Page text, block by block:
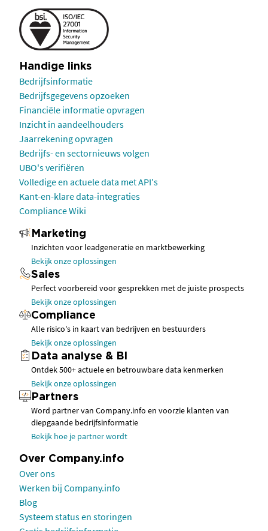
Handige links
Bedrijfsinformatie
Bedrijfsgegevens opzoeken
Financiële informatie opvragen
Inzicht in aandeelhouders
Jaarrekening opvragen
Bedrijfs- en sectornieuws volgen
UBO's verifiëren
Volledige en actuele data met API's
Kant-en-klare data-integraties
Compliance Wiki
Marketing
Inzichten voor leadgeneratie en marktbewerking
Bekijk onze oplossingen
Sales
Perfect voorbereid voor gesprekken met de juiste prospects
Bekijk onze oplossingen
Compliance
Alle risico's in kaart van bedrijven en bestuurders
Bekijk onze oplossingen
Data analyse & BI
Ontdek 500+ actuele en betrouwbare data kenmerken
Bekijk onze oplossingen
Partners
Word partner van Company.info en voorzie klanten van
diepgaande bedrijfsinformatie
Bekijk hoe je partner wordt
Over Company.info
Over ons
Werken bij Company.info
Blog
Systeem status en storingen